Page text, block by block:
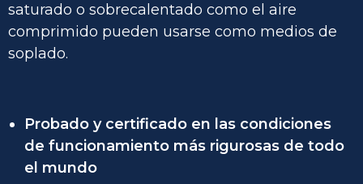
saturado o sobrecalentado como el aire
comprimido pueden usarse como medios de
soplado.
Probado y certificado en las condiciones
de funcionamiento más rigurosas de todo
el mundo